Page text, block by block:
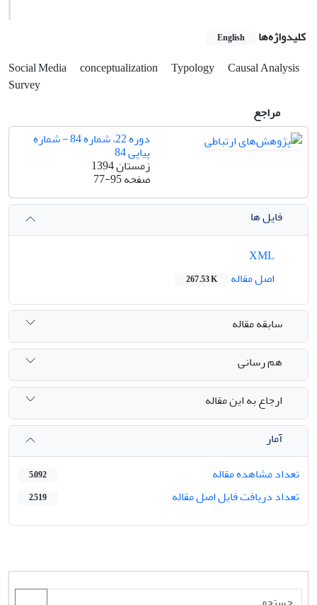
کلیدواژه‌ها English
Social Media conceptualization Typology
Causal Analysis
Survey
مراجع
دوره 22، شماره 84 - شماره
پیاپی 84
زمستان 1394
صفحه77-95
فایل ها
اصل مقاله
267.53 K
سابقه مقاله
هم رسانی
ارجاع به این مقاله
آمار
تعداد مشاهده مقاله
5,092
تعداد دریافت فایل اصل مقاله 2,519